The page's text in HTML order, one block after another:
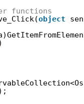
functions
object